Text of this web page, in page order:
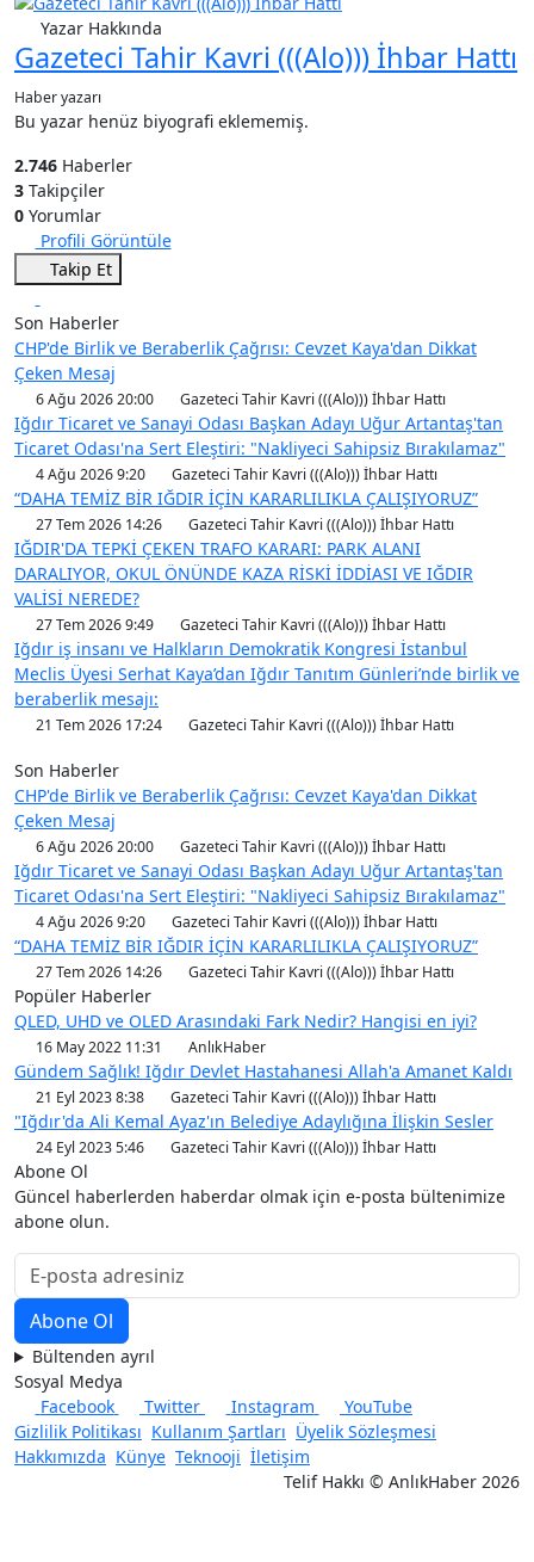
Yazar Hakkında
Gazeteci Tahir Kavri (((Alo))) İhbar Hattı
Haber yazarı
Bu yazar henüz biyografi eklememiş.
2.746 Haberler
3 Takipçiler
0 Yorumlar
Profili Görüntüle
Takip Et
Son Haberler
CHP'de Birlik ve Beraberlik Çağrısı: Cevzet Kaya'dan Dikkat
Çeken Mesaj
6 Ağu 2026 20:00 Gazeteci Tahir Kavri (((Alo))) İhbar Hattı
Iğdır Ticaret ve Sanayi Odası Başkan Adayı Uğur Artantaş'tan
Ticaret Odası'na Sert Eleştiri: "Nakliyeci Sahipsiz Bırakılamaz"
4 Ağu 2026 9:20 Gazeteci Tahir Kavri (((Alo))) İhbar Hattı
“DAHA TEMİZ BİR IĞDIR İÇİN KARARLILIKLA ÇALIŞIYORUZ”
27 Tem 2026 14:26 Gazeteci Tahir Kavri (((Alo))) İhbar Hattı
IĞDIR'DA TEPKİ ÇEKEN TRAFO KARARI: PARK ALANI
DARALIYOR, OKUL ÖNÜNDE KAZA RİSKİ İDDİASI VE IĞDIR
VALİSİ NEREDE?
27 Tem 2026 9:49 Gazeteci Tahir Kavri (((Alo))) İhbar Hattı
Iğdır iş insanı ve Halkların Demokratik Kongresi İstanbul
Meclis Üyesi Serhat Kaya’dan Iğdır Tanıtım Günleri’nde birlik ve
beraberlik mesajı:
21 Tem 2026 17:24 Gazeteci Tahir Kavri (((Alo))) İhbar Hattı
Son Haberler
CHP'de Birlik ve Beraberlik Çağrısı: Cevzet Kaya'dan Dikkat
Çeken Mesaj
6 Ağu 2026 20:00 Gazeteci Tahir Kavri (((Alo))) İhbar Hattı
Iğdır Ticaret ve Sanayi Odası Başkan Adayı Uğur Artantaş'tan
Ticaret Odası'na Sert Eleştiri: "Nakliyeci Sahipsiz Bırakılamaz"
4 Ağu 2026 9:20 Gazeteci Tahir Kavri (((Alo))) İhbar Hattı
“DAHA TEMİZ BİR IĞDIR İÇİN KARARLILIKLA ÇALIŞIYORUZ”
27 Tem 2026 14:26 Gazeteci Tahir Kavri (((Alo))) İhbar Hattı
Popüler Haberler
QLED, UHD ve OLED Arasındaki Fark Nedir? Hangisi en iyi?
16 May 2022 11:31 AnlıkHaber
Gündem Sağlık! Iğdır Devlet Hastahanesi Allah'a Amanet Kaldı
21 Eyl 2023 8:38 Gazeteci Tahir Kavri (((Alo))) İhbar Hattı
"Iğdır'da Ali Kemal Ayaz'ın Belediye Adaylığına İlişkin Sesler
24 Eyl 2023 5:46 Gazeteci Tahir Kavri (((Alo))) İhbar Hattı
Abone Ol
Güncel haberlerden haberdar olmak için e-posta bültenimize
abone olun.
Bültenden ayrıl
Sosyal Medya
Facebook
Twitter Instagram
YouTube
Gizlilik Politikası Kullanım Şartları Üyelik Sözleşmesi
Hakkımızda Künye Teknooji İletişim
Telif Hakkı © AnlıkHaber 2026